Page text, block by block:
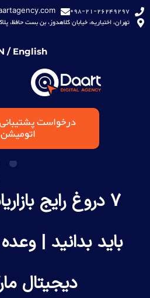
98-21-26249297+
تهران، اختیاریه، خیابان کلاهدوز، بن بست حافظ، پلاک ۱، طبقه ۳ ،
/ English
درخواست
اتومیشن
7 دروغ رایج
باید بدانید |
دیجیتال